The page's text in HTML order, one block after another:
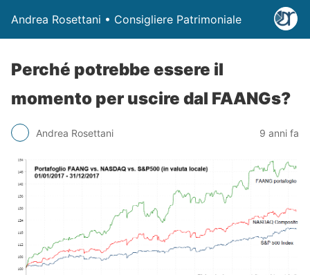
Andrea Rosettani • Consigliere Patrimoniale
Perché potrebbe essere il
momento per uscire dal FAANGs?
Andrea Rosettani 9 anni fa